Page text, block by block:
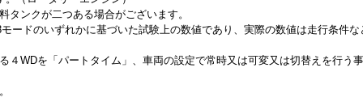
ンクが二つある場合がございます。
ードのいずれかに基づいた試験上の数値であり、実際の数値は走行条件な
WDを「パートタイム」、車両の設定で常時又は可変又は切替えを行う